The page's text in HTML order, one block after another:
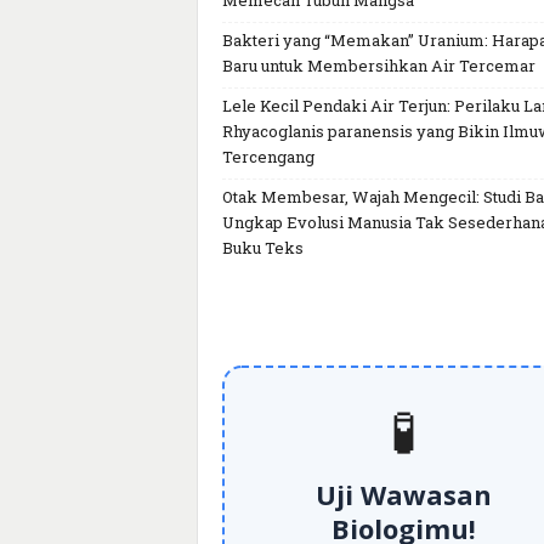
Bakteri yang “Memakan” Uranium:
Baru untuk Membersihkan Air Tercemar
Lele Kecil Pendaki Air Terjun: Perilaku
Rhyacoglanis paranensis yang Bikin
Tercengang
Otak Membesar, Wajah Mengecil: Studi
Ungkap Evolusi Manusia Tak
Buku Teks
🧪
Uji Wawasan
Biologimu!